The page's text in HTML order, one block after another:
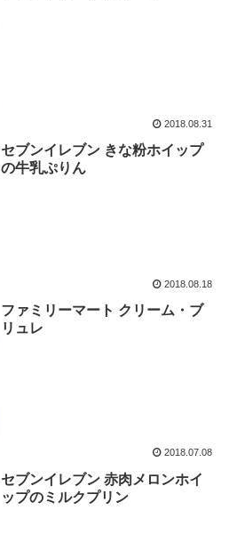
2018.08.31
セブンイレブン きな粉ホイップ
の牛乳ぷりん
2018.08.18
ファミリーマート クリーム・ブ
リュレ
2018.07.08
セブンイレブン 赤肉メロンホイ
ップのミルクプリン